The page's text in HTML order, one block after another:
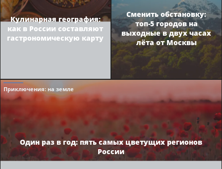
Кулинарная география:
как в России составляют
гастрономическую карту
Сменить обстановку:
топ-5 городов на
выходные в двух часах
лёта от Москвы
Приключения: на земле
Один раз в год: пять самых цветущих регионов
России